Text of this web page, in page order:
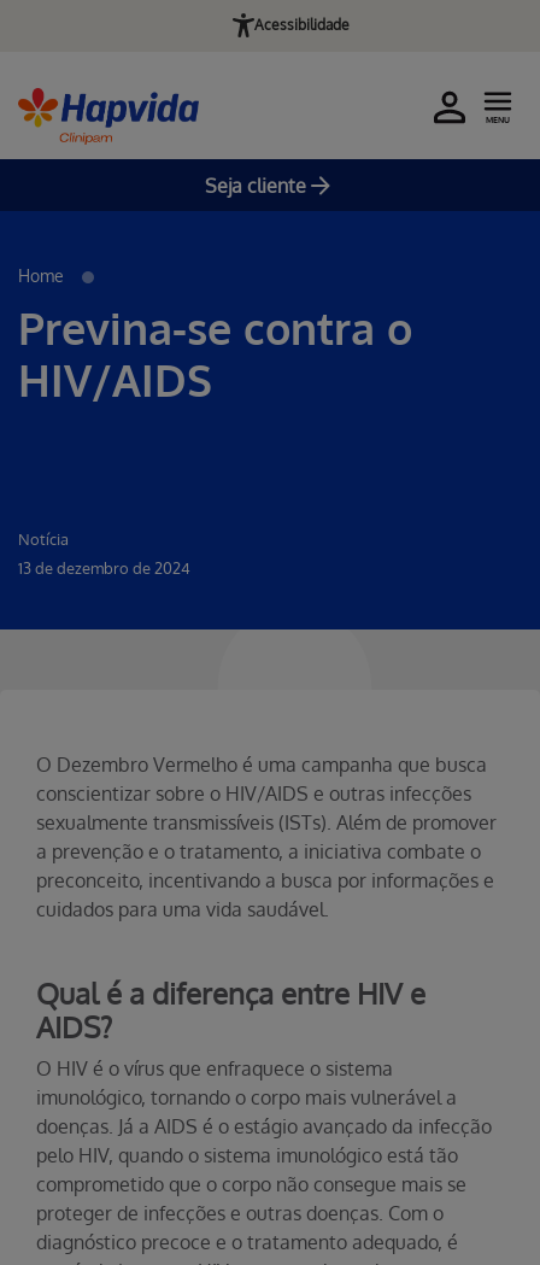
Acessibilidade
Seja cliente
MENU
Home
Previna-se contra o
HIV/AIDS
Notícia
13 de dezembro de 2024
O Dezembro Vermelho é uma campanha que busca
conscientizar sobre o HIV/AIDS e outras infecções
sexualmente transmissíveis (ISTs). Além de promover
a prevenção e o tratamento, a iniciativa combate o
preconceito, incentivando a busca por informações e
cuidados para uma vida saudável.
Qual é a diferença entre HIV e
AIDS?
O HIV é o vírus que enfraquece o sistema
imunológico, tornando o corpo mais vulnerável a
doenças. Já a AIDS é o estágio avançado da infecção
pelo HIV, quando o sistema imunológico está tão
comprometido que o corpo não consegue mais se
proteger de infecções e outras doenças. Com o
diagnóstico precoce e o tratamento adequado, é